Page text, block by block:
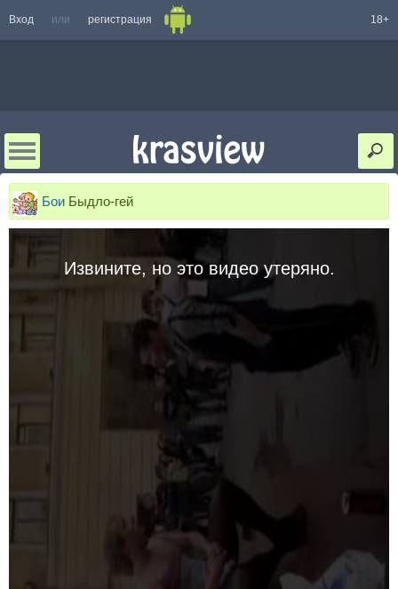
Вход или регистрация 18+
Бои Быдло-гей
Извините, но это видео утеряно.